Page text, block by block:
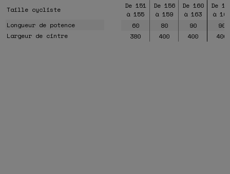
Taille cycliste
De 151
à 155
De 156
à 159
De 160
à 163
De
à
Longueur de potence
60 80 90
90
Largeur de cintre
380 400 400 400